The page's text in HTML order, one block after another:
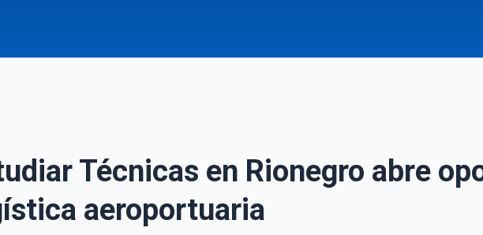
Técnicas en Rionegro abre
aeroportuaria